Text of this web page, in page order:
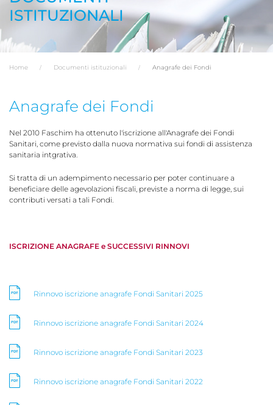
ISTITUZIONALI
Home Documenti istituzionali Anagrafe dei Fondi
Anagrafe dei Fondi
Nel 2010 Faschim ha ottenuto l'iscrizione all'Anagrafe dei Fondi
Sanitari, come previsto dalla nuova normativa sui fondi di assistenza
sanitaria intgrativa.
Si tratta di un adempimento necessario per poter continuare a
beneficiare delle agevolazioni fiscali, previste a norma di legge, sui
contributi versati a tali Fondi.
ISCRIZIONE ANAGRAFE e SUCCESSIVI RINNOVI
Rinnovo iscrizione anagrafe Fondi Sanitari 2025
Rinnovo iscrizione anagrafe Fondi Sanitari 2024
Rinnovo iscrizione anagrafe Fondi Sanitari 2023
Rinnovo iscrizione anagrafe Fondi Sanitari 2022